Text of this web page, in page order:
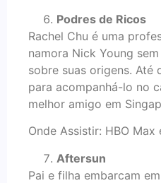
Podres de Ricos
Rachel Chu é uma
namora Nick Young
sobre suas origens. Até
para acompanhá-lo no
melhor amigo em
Onde Assistir: HBO Max
Aftersun
Pai e filha embarcam